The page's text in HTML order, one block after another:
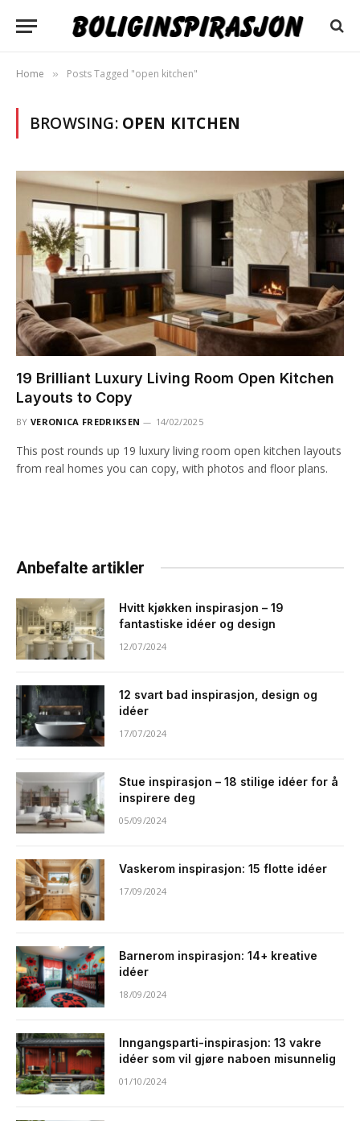
Home » Posts Tagged "open kitchen"
BROWSING: OPEN KITCHEN
19 Brilliant Luxury Living Room Open Kitchen
Layouts to Copy
BY VERONICA FREDRIKSEN 14/02/2025
This post rounds up 19 luxury living room open kitchen layouts
from real homes you can copy, with photos and floor plans.
Anbefalte artikler
Hvitt kjøkken inspirasjon – 19
fantastiske idéer og design
12/07/2024
12 svart bad inspirasjon, design og
idéer
17/07/2024
Stue inspirasjon – 18 stilige idéer for å
inspirere deg
05/09/2024
Vaskerom inspirasjon: 15 flotte idéer
17/09/2024
Barnerom inspirasjon: 14+ kreative
idéer
18/09/2024
Inngangsparti-inspirasjon: 13 vakre
idéer som vil gjøre naboen misunnelig
01/10/2024